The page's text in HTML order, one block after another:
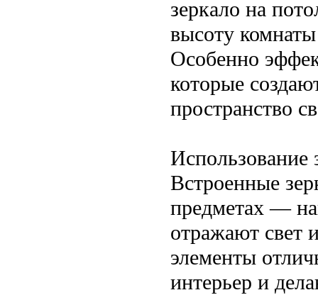
зеркало на
высоту
Особенно
которые
пространство
Использование
Встроенные
предметах —
отражают свет
элементы
интерьер и